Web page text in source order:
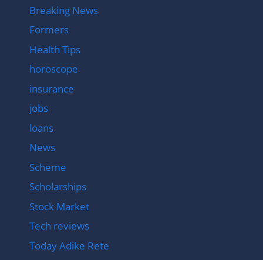
Breaking News
Formers
Health Tips
horoscope
insurance
jobs
loans
News
Scheme
Scholarships
Stock Market
Tech reviews
Today Adike Rete